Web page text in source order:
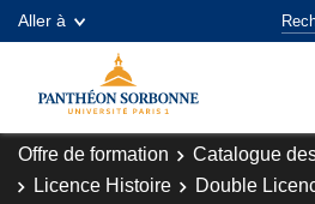
Aller à
Offre de formation Catalogue
Licence Histoire
Double